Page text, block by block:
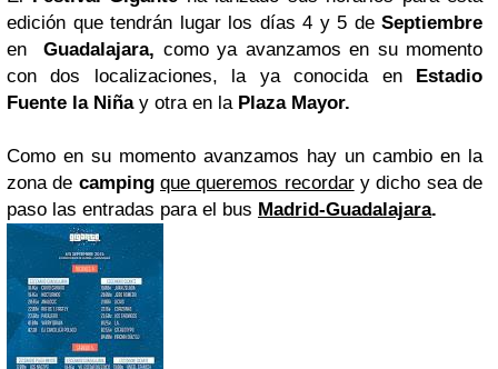
edición que tendrán lugar los días 4 y 5 de Septiembre
en Guadalajara, como ya avanzamos en su momento
con dos localizaciones, la ya conocida en Estadio
Fuente la Niña y otra en la Plaza Mayor.
Como en su momento avanzamos hay un cambio en la
zona de campingque queremos recordary dicho sea de
paso las entradas para el bus Madrid-Guadalajara.